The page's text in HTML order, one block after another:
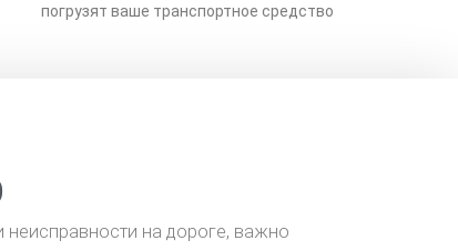
погрузят ваше транспортное средство
неисправности на дороге, важно